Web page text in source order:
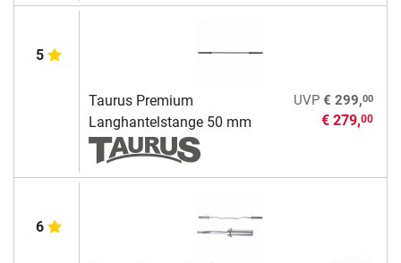
5
Taurus Premium
Langhantelstange 50 mm
UVP € 299,00
€ 279,00
6